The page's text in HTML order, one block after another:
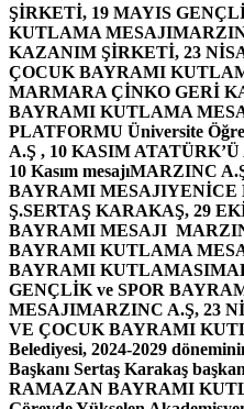
ŞİRKETİ, 19 MAYIS
KUTLAMA MESAJI
KAZANIM ŞİRKETİ, 23
ÇOCUK BAYRAMI
MARMARA ÇİNKO GERİ
BAYRAMI KUTLAMA
PLATFORMU Üniversite
A.Ş , 10 KASIM
10 Kasım mesajıMARZINC
BAYRAMI MESAJIYENİCE
Ş.SERTAŞ KARAKAŞ, 29
BAYRAMI MESAJI
BAYRAMI KUTLAMA
BAYRAMI KUTLAMASI
GENÇLİK ve SPOR
MESAJIMARZINC A.Ş, 23
VE ÇOCUK BAYRAMI
Belediyesi, 2024-2029
Başkanı Sertaş Karakaş
RAMAZAN BAYRAMI